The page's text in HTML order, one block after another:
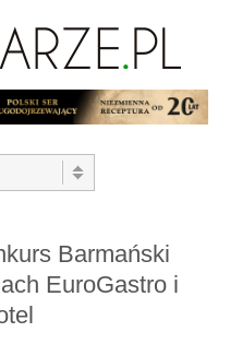
Barmański
EuroGastro i